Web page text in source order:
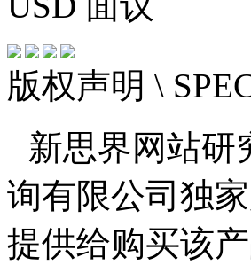
版权声明 \
新思界网站研
询有限公司独
提供给购买该